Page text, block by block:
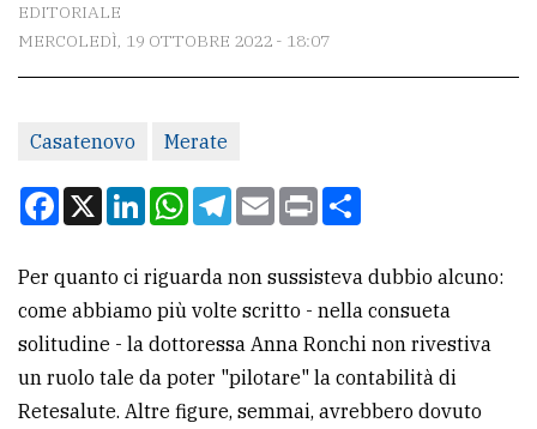
La
redazione
Per
tua
CERCA
Cerca
per
EDITORIALE
MERCOLEDÌ, 19 OTTOBRE 2022 - 18:07
Casatenovo Merate
Facebook
X LinkedInWhatsApp
Telegram
EmailPrint
Per quanto ci riguarda non sussisteva dubbio alcuno:
come abbiamo più volte scritto - nella consueta
solitudine - la dottoressa Anna Ronchi non rivestiva
un ruolo tale da poter "pilotare" la contabilità di
Retesalute. Altre figure, semmai, avrebbero dovuto